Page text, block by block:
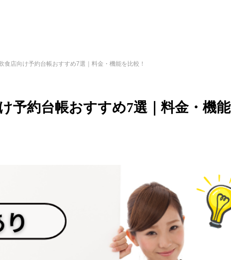
食店向け予約台帳おすすめ7選｜料金・機能を比較！
予約台帳おすすめ7選｜料金・機能